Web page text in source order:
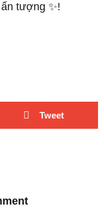
tượng ✨!
Tweet